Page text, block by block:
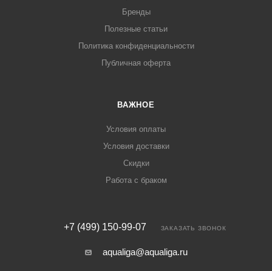
Бренды
Полезные статьи
Политика конфиденциальности
Публичная оферта
ВАЖНОЕ
Условия оплаты
Условия доставки
Скидки
Работа с браком
+7 (499) 150-99-07 ЗАКАЗАТЬ ЗВОНОК
aqualiga@aqualiga.ru